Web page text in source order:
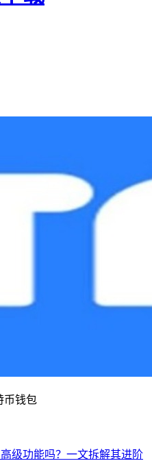
币钱包
级功能吗？一文拆解其进阶